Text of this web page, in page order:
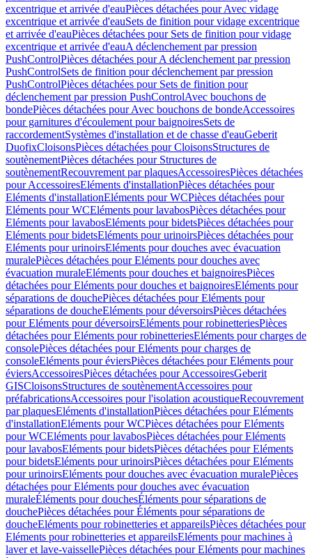
excentrique et arrivée d'eauPièces détachées pour Avec vidage
excentrique et arrivée d'eauSets de finition pour vidage excentrique
et arrivée d'eauPièces détachées pour Sets de finition pour vidage
excentrique et arrivée d'eauA déclenchement par pression
PushControlPièces détachées pour A déclenchement par pression
PushControlSets de finition pour déclenchement par pression
PushControlPièces détachées pour Sets de finition pour
déclenchement par pression PushControlAvec bouchons de
bondePièces détachées pour Avec bouchons de bondeAccessoires
pour garnitures d'écoulement pour baignoiresSets de
raccordementSystèmes d'installation et de chasse d'eauGeberit
DuofixCloisonsPièces détachées pour CloisonsStructures de
soutènementPièces détachées pour Structures de
soutènementRecouvrement par plaquesAccessoiresPièces détachées
pour AccessoiresEléments d'installationPièces détachées pour
Eléments d'installationEléments pour WCPièces détachées pour
Eléments pour WCEléments pour lavabosPièces détachées pour
Eléments pour lavabosEléments pour bidetsPièces détachées pour
Eléments pour bidetsEléments pour urinoirsPièces détachées pour
Eléments pour urinoirsEléments pour douches avec évacuation
muralePièces détachées pour Eléments pour douches avec
évacuation muraleEléments pour douches et baignoiresPièces
détachées pour Eléments pour douches et baignoiresEléments pour
séparations de douchePièces détachées pour Eléments pour
séparations de doucheEléments pour déversoirsPièces détachées
pour Eléments pour déversoirsEléments pour robinetteriesPièces
détachées pour Eléments pour robinetteriesEléments pour charges de
consolePièces détachées pour Eléments pour charges de
consoleEléments pour éviersPièces détachées pour Eléments pour
éviersAccessoiresPièces détachées pour AccessoiresGeberit
GISCloisonsStructures de soutènementAccessoires pour
préfabricationsAccessoires pour l'isolation acoustiqueRecouvrement
par plaquesEléments d'installationPièces détachées pour Eléments
d'installationEléments pour WCPièces détachées pour Eléments
pour WCEléments pour lavabosPièces détachées pour Eléments
pour lavabosEléments pour bidetsPièces détachées pour Eléments
pour bidetsEléments pour urinoirsPièces détachées pour Eléments
pour urinoirsEléments pour douches avec évacuation muralePièces
détachées pour Eléments pour douches avec évacuation
muraleÉléments pour douchesÉléments pour séparations de
douchePièces détachées pour Éléments pour séparations de
doucheEléments pour robinetteries et appareilsPièces détachées pour
Eléments pour robinetteries et appareilsEléments pour machines à
laver et lave-vaissellePièces détachées pour Eléments pour machines